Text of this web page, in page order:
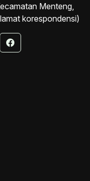
Menteng,
korespondensi)